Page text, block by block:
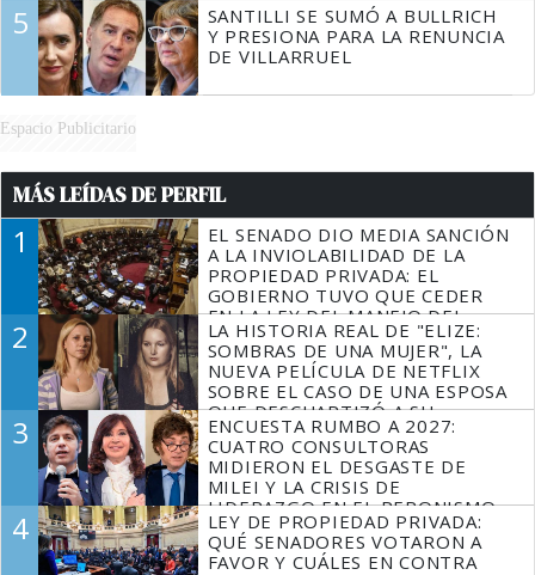
5
SANTILLI SE SUMÓ A BULLRICH
Y PRESIONA PARA LA RENUNCIA
DE VILLARRUEL
Espacio Publicitario
MÁS LEÍDAS DE PERFIL
1
EL SENADO DIO MEDIA SANCIÓN
A LA INVIOLABILIDAD DE LA
PROPIEDAD PRIVADA: EL
GOBIERNO TUVO QUE CEDER
EN LA LEY DEL MANEJO DEL
FUEGO
2
LA HISTORIA REAL DE "ELIZE:
SOMBRAS DE UNA MUJER", LA
NUEVA PELÍCULA DE NETFLIX
SOBRE EL CASO DE UNA ESPOSA
QUE DESCUARTIZÓ A SU
MARIDO
3
ENCUESTA RUMBO A 2027:
CUATRO CONSULTORAS
MIDIERON EL DESGASTE DE
MILEI Y LA CRISIS DE
LIDERAZGO EN EL PERONISMO
4
LEY DE PROPIEDAD PRIVADA:
QUÉ SENADORES VOTARON A
FAVOR Y CUÁLES EN CONTRA